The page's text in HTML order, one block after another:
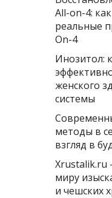
All-on-4:
реальные
On-4
Инозитол:
женского
системы
методы в
взгляд в
Xrustalik.ru
миру
и чешских